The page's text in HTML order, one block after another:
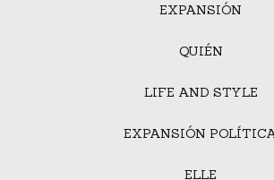
EXPANSIÓN
QUIÉN
LIFE AND STYLE
EXPANSIÓN
ELLE